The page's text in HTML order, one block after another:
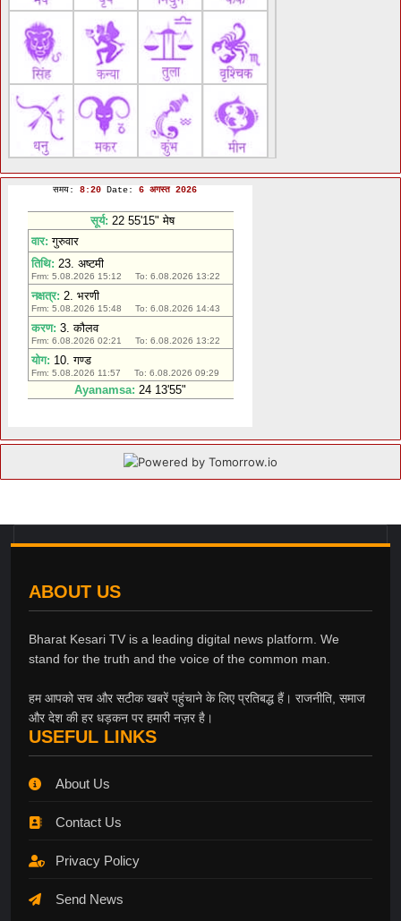
ABOUT US
Bharat Kesari TV is a leading digital news platform. We
stand for the truth and the voice of the common man.
हम आपको सच और सटीक खबरें पहुंचाने के लिए प्रतिबद्ध हैं। राजनीति, समाज
और देश की हर धड़कन पर हमारी नज़र है।
USEFUL LINKS
About Us
Contact Us
Privacy Policy
Send News